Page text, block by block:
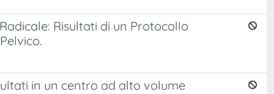
Risultati di un Protocollo
in un centro ad alto volume